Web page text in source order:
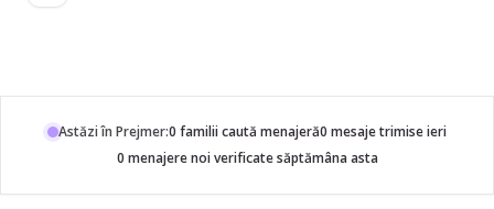
Astăzi în Prejmer:0 familii caută menajeră0 mesaje trimise ieri
0 menajere noi verificate săptămâna asta